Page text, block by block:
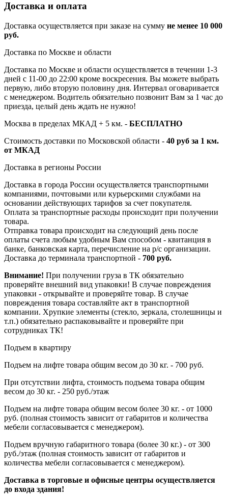
Доставка и оплата
Доставка осуществляется при заказе на сумму не менее 10 000
руб.
Доставка по Москве и области
Доставка по Москве и области осуществляется в течении 1-3
дней с 11-00 до 22:00 кроме воскресения. Вы можете выбрать
первую, либо вторую половину дня. Интервал оговаривается
с менеджером. Водитель обязательно позвонит Вам за 1 час до
приезда, целый день ждать не нужно!
Москва в пределах МКАД + 5 км. - БЕСПЛАТНО
Стоимость доставки по Московской области - 40 руб за 1 км.
от МКАД
Доставка в регионы России
Доставка в города России осуществляется транспортными
компаниями, почтовыми или курьерскими службами на
основании действующих тарифов за счет покупателя.
Оплата за транспортные расходы происходит при получении
товара.
Отправка товара происходит на следующий день после
оплаты счета любым удобным Вам способом - квитанция в
банке, банковская карта, перечисление на р/с организации.
Доставка до терминала транспортной - 700 руб.
Внимание! При получении груза в ТК обязательно
проверяйте внешний вид упаковки! В случае повреждения
упаковки - открывайте и проверяйте товар. В случае
повреждения товара составляйте акт в транспортной
компании. Хрупкие элементы (стекло, зеркала, столешницы и
т.п.) обязательно распаковывайте и проверяйте при
сотрудниках ТК!
Подъем в квартиру
Подъем на лифте товара общим весом до 30 кг. - 700 руб.
При отсутствии лифта, стоимость подъема товара общим
весом до 30 кг. - 250 руб./этаж
Подъем на лифте товара общим весом более 30 кг. - от 1000
руб. (полная стоимость зависит от габаритов и количества
мебели согласовывается с менеджером).
Подъем вручную габаритного товара (более 30 кг.) - от 300
руб./этаж (полная стоимость зависит от габаритов и
количества мебели согласовывается с менеджером).
Доставка в торговые и офисные центры осуществляется
до входа здания!